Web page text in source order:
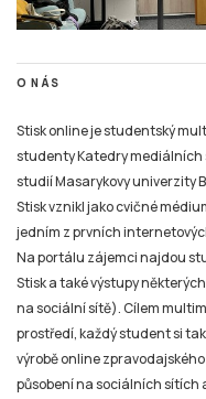
O NÁS
Stisk online je studentský
studenty Katedry mediálních
studií Masarykovy univerzity
Stisk vznikl jako cvičné
jedním z prvních
Na portálu zájemci najdou
Stisk a také výstupy
na sociální sítě). Cílem
prostředí, každý student si
výrobě online
působení na sociálních sítích